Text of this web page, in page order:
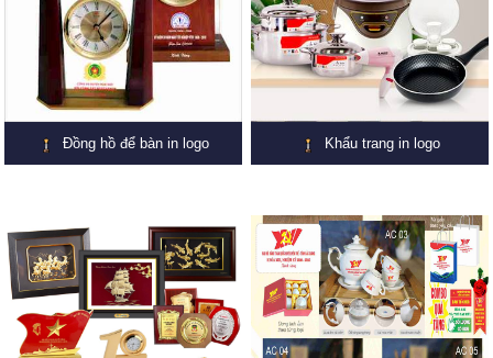
Đồng hồ để bàn in logo Khẩu trang in logo